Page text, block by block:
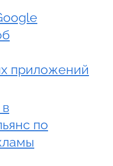
приложений
по